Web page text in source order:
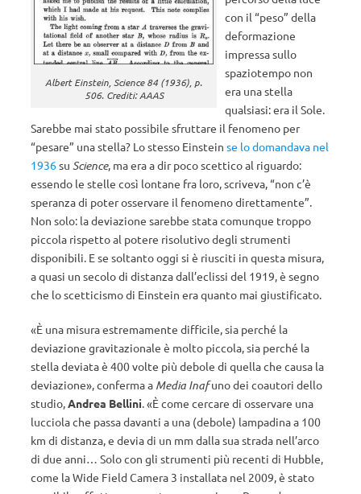
Albert Einstein, Science 84 (1936), p.
506. Crediti: AAAS
con il “peso” della
deformazione
impressa sullo
spaziotempo non
era una stella
qualsiasi: era il Sole.
Sarebbe mai stato possibile sfruttare il fenomeno per
“pesare” una stella? Lo stesso Einstein se lo domandava nel
1936su Science, ma era a dir poco scettico al riguardo:
essendo le stelle così lontane fra loro, scriveva, “non c’è
speranza di poter osservare il fenomeno direttamente”.
Non solo: la deviazione sarebbe stata comunque troppo
piccola rispetto al potere risolutivo degli strumenti
disponibili. E se soltanto oggi si è riusciti in questa misura,
a quasi un secolo di distanza dall’eclissi del 1919, è segno
che lo scetticismo di Einstein era quanto mai giustificato.
«È una misura estremamente difficile, sia perché la
deviazione gravitazionale è molto piccola, sia perché la
stella deviata è 400 volte più debole di quella che causa la
deviazione», conferma a Media Inafuno dei coautori dello
studio,Andrea Bellini. «È come cercare di osservare una
lucciola che passa davanti a una (debole) lampadina a 100
km di distanza, e devia di un mm dalla sua strada nell’arco
di due anni… Solo con gli strumenti più recenti di Hubble,
come la Wide Field Camera 3 installata nel 2009, è stato